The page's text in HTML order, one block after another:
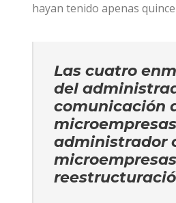
hayan tenido apenas
Las cuatro
del
comunicación
administrador